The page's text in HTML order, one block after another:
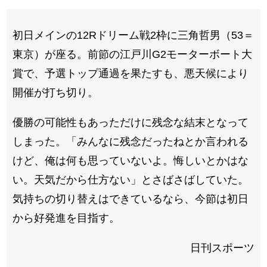
初日メインの12Rドリーム戦2枠に三角哲男（53＝
東京）が座る。前節の江戸川G2モーターボート大
賞で、予選トップ通過を果たすも、悪天候により
開催が打ち切り。
優勝の可能性もあっただけに残念な結末となって
しまった。「みんなに残念だったねとか言われる
けど、俺は何も思っていないよ。悔しいとかはな
い。天気だから仕方ない」とさばさばしていた。
気持ちの切り替えはできているなら、今節は初日
から好発進を目指す。
日刊スポーツ